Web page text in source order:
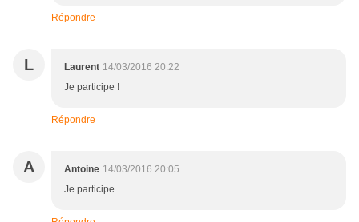
Répondre
L Laurent 14/03/2016 20:22
Je participe !
Répondre
A Antoine 14/03/2016 20:05
Je participe